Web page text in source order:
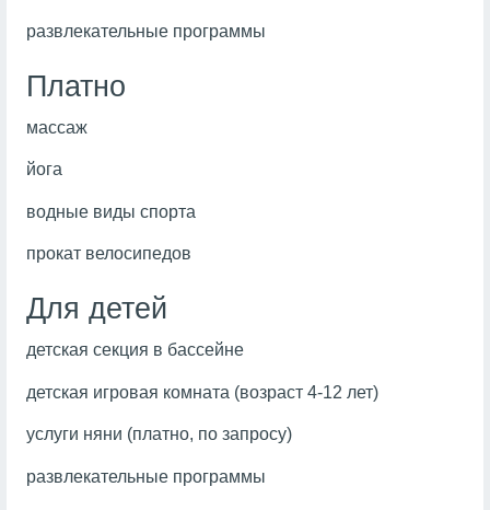
развлекательные программы
Платно
массаж
йога
водные виды спорта
прокат велосипедов
Для детей
детская секция в бассейне
детская игровая комната (возраст 4-12 лет)
услуги няни (платно, по запросу)
развлекательные программы